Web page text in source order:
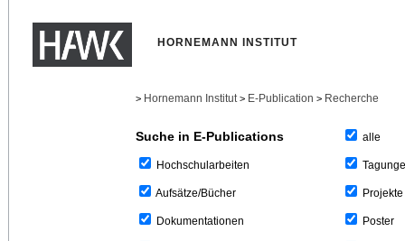
HORNEMANN INSTITUT
> Hornemann Institut > E-Publication > Recherche
Suche in E-Publications
Hochschularbeiten
Aufsätze/Bücher
Dokumentationen
alle
Projekte
Poster